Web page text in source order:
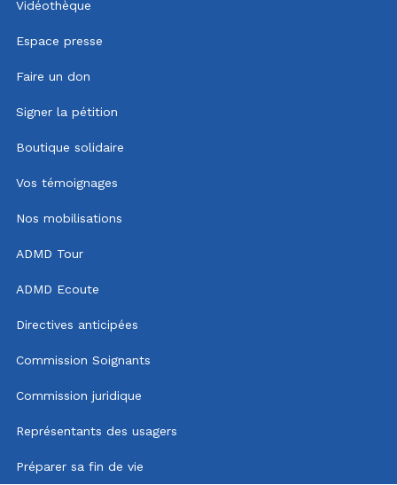
Vidéothèque
Espace presse
Faire un don
Signer la pétition
Boutique solidaire
Vos témoignages
Nos mobilisations
ADMD Tour
ADMD Ecoute
Directives anticipées
Commission Soignants
Commission juridique
Représentants des usagers
Préparer sa fin de vie